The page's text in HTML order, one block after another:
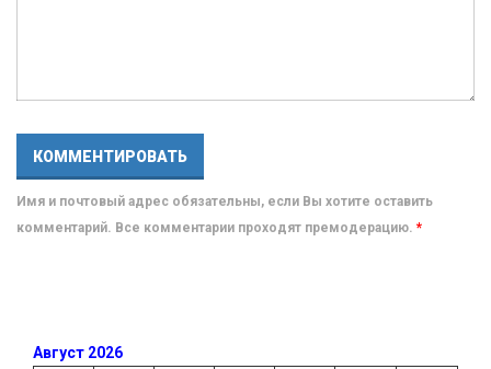
Имя и почтовый адрес обязательны, если Вы хотите оставить
комментарий. Все комментарии проходят премодерацию. *
Август 2026